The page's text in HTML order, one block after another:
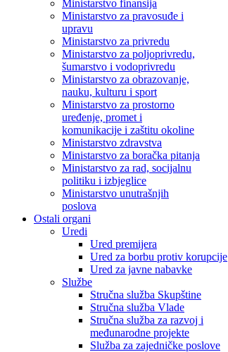
Ministarstvo finansija
Ministarstvo za pravosuđe i
upravu
Ministarstvo za privredu
Ministarstvo za poljoprivredu,
šumarstvo i vodoprivredu
Ministarstvo za obrazovanje,
nauku, kulturu i sport
Ministarstvo za prostorno
uređenje, promet i
komunikacije i zaštitu okoline
Ministarstvo zdravstva
Ministarstvo za boračka pitanja
Ministarstvo za rad, socijalnu
politiku i izbjeglice
Ministarstvo unutrašnjih
poslova
Ostali organi
Uredi
Ured premijera
Ured za borbu protiv korupcije
Ured za javne nabavke
Službe
Stručna služba Skupštine
Stručna služba Vlade
Stručna služba za razvoj i
međunarodne projekte
Služba za zajedničke poslove